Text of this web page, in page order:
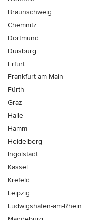
Braunschweig
Chemnitz
Dortmund
Duisburg
Erfurt
Frankfurt am Main
Fürth
Graz
Halle
Hamm
Heidelberg
Ingolstadt
Kassel
Krefeld
Leipzig
Ludwigshafen-am-Rhein